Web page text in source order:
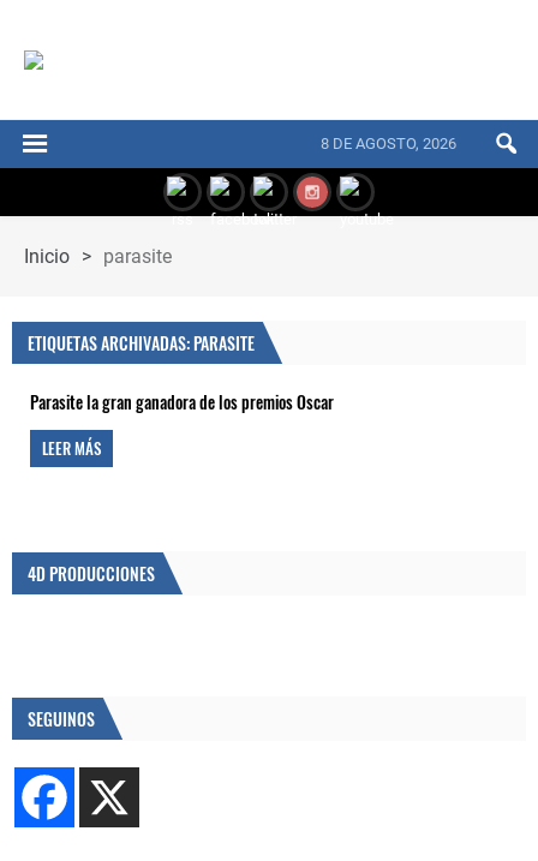
8 DE AGOSTO, 2026
Inicio > parasite
ETIQUETAS ARCHIVADAS: PARASITE
Parasite la gran ganadora de los premios Oscar
LEER MÁS
4D PRODUCCIONES
SEGUINOS